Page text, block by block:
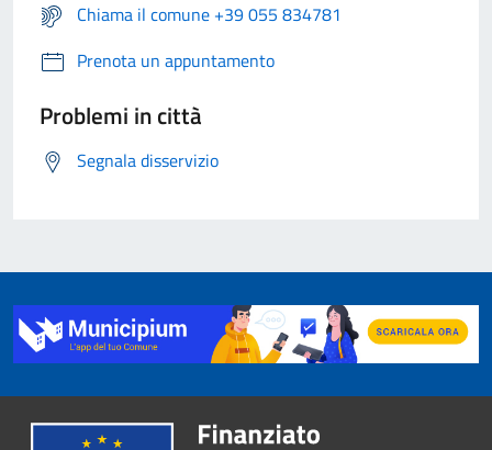
Chiama il comune +39 055 834781
Prenota un appuntamento
Problemi in città
Segnala disservizio